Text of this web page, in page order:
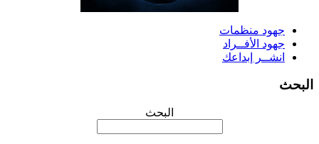
جهود منظمات
جهود الأفــراد
انشــر إبداعك
البحث